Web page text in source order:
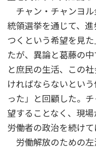
チャン・チャンヨル
統領選挙を通じて、
つくという希望を見
たが、異論と葛藤の
と庶民の生活、この
ければならないとい
った」と回顧した。
望することなく、現
労働者の政治を続けて
労働解放のための左